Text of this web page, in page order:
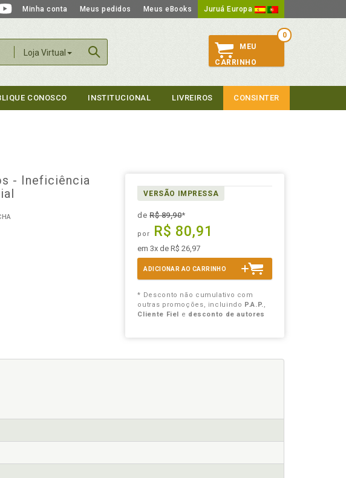
Minha conta Meus pedidos Meus eBooks Juruá Europa
Loja Virtual
0
MEU
CARRINHO
CONOSCO INSTITUCIONAL LIVREIROS CONSINTER
- Ineficiência
VERSÃO IMPRESSA
deR$ 89,90*
por R$ 80,91
em 3x de R$ 26,97
ADICIONAR AO CARRINHO
* Desconto não cumulativo com
outras promoções, incluindo P.A.P.,
Cliente Fiel e desconto de autores